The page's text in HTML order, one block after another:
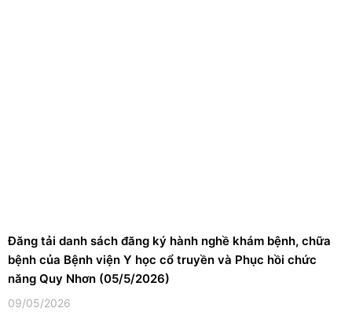
Đăng tải danh sách đăng ký hành nghề khám bệnh, chữa
bệnh của Bệnh viện Y học cổ truyền và Phục hồi chức
năng Quy Nhơn (05/5/2026)
09/05/2026